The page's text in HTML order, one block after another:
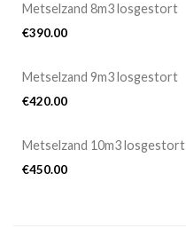
Metselzand 8m3 losgestort
€390.00
Metselzand 9m3 losgestort
€420.00
Metselzand 10m3 losgestort
€450.00